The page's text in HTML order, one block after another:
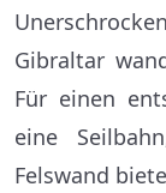
Gibraltar
Für einen
eine
Felswand